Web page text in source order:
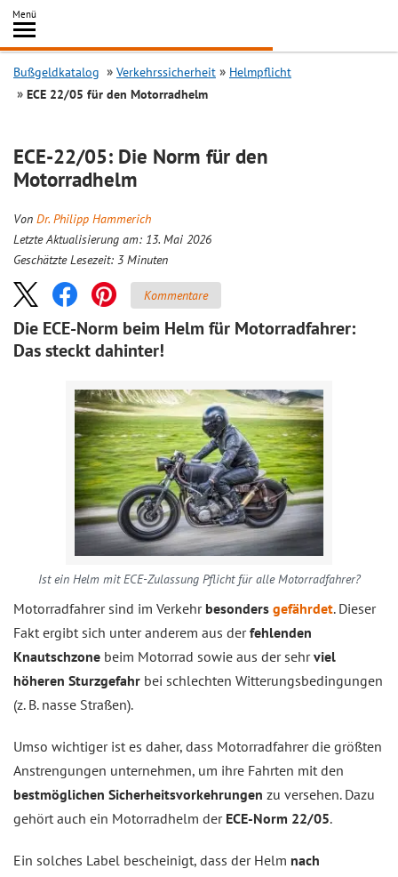
Inhalt
springen
Menü
Search
Bußgeldkatalog Verkehrssicherheit
Helmpflicht
ECE 22/05 für den Motorradhelm
ECE-22/05: Die Norm für den
Motorradhelm
Von Dr. Philipp Hammerich
Letzte Aktualisierung am: 13. Mai 2026
Geschätzte Lesezeit: 3 Minuten
Kommentare
Die ECE-Norm beim Helm für Motorradfahrer:
Das steckt dahinter!
Ist ein Helm mit ECE-Zulassung Pflicht für alle Motorradfahrer?
Motorradfahrer sind im Verkehr besonders gefährdet. Dieser
Fakt ergibt sich unter anderem aus derfehlenden
Knautschzone beim Motorrad sowie aus der sehrviel
höheren Sturzgefahr bei schlechten Witterungsbedingungen
(z. B. nasse Straßen).
Umso wichtiger ist es daher, dass Motorradfahrer die größten
Anstrengungen unternehmen, um ihre Fahrten mit den
bestmöglichen Sicherheitsvorkehrungen zu versehen. Dazu
gehört auch ein Motorradhelm der ECE-Norm 22/05.
Ein solches Label bescheinigt, dass der Helm nach